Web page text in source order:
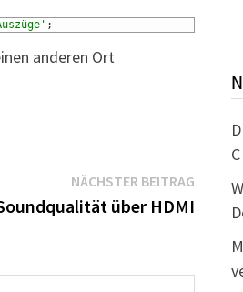
;
anderen Ort
NÄCHSTER BEITRAG
Beitrag:
über HDMI